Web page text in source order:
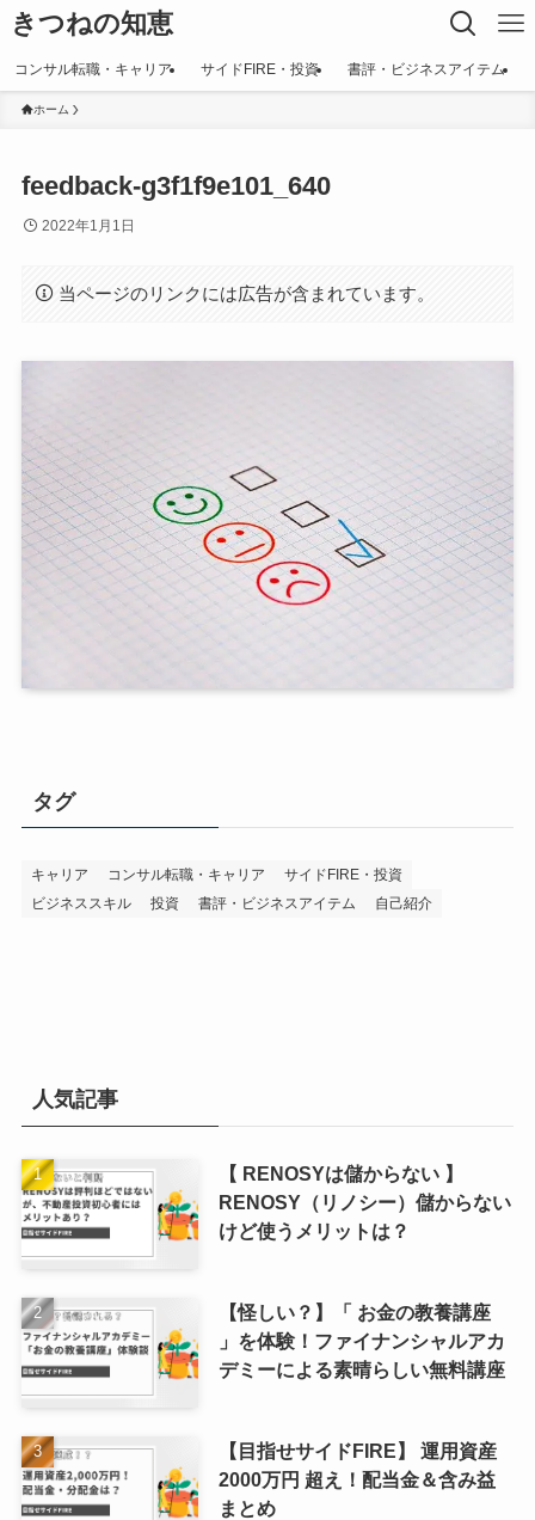
きつねの知恵
コンサル転職・キャリア サイドFIRE・投資 書評・ビジネスアイテム
ホーム
feedback-g3f1f9e101_640
2022年1月1日
当ページのリンクには広告が含まれています。
タグ
キャリア コンサル転職・キャリア
サイドFIRE・投資
ビジネススキル
投資 書評・ビジネスアイテム 自己紹介
人気記事
【 RENOSYは儲からない 】
RENOSY（リノシー）儲からない
けど使うメリットは？
【怪しい？】「 お金の教養講座
」を体験！ファイナンシャルアカ
デミーによる素晴らしい無料講座
【目指せサイドFIRE】 運用資産
2000万円 超え！配当金＆含み益
まとめ